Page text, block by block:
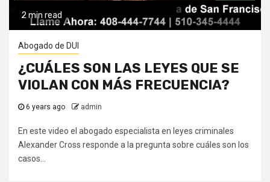
2 min read
Abogado de DUI
¿CUÁLES SON LAS LEYES QUE SE
VIOLAN CON MÁS FRECUENCIA?
6 years ago admin
En este video el abogado especialista en leyes criminales
Alexander Cross responde a la pregunta sobre cuáles son los
casos...